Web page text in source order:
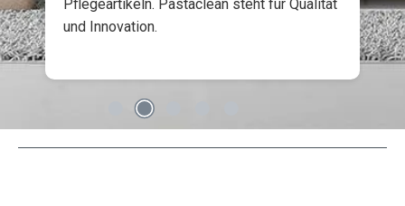
Pflegeartikeln. Pastaclean steht für Qualität
und Innovation.